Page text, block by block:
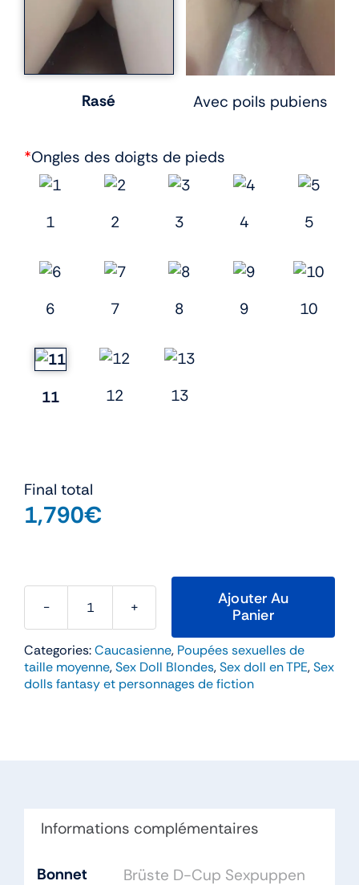
Rasé Avec poils pubiens
*Ongles des doigts de pieds
1 2 3 4 5
6 7 8 9 10
11 12 13
Final total
1,790€
quantité
Ally
–
Ajouter Au
Panier
Categories:Caucasienne, Poupées sexuelles de
taille moyenne,Sex Doll Blondes,Sex doll en TPE,Sex
dolls fantasy et personnages de fiction
Informations complémentaires
Bonnet Brüste D-Cup Sexpuppen